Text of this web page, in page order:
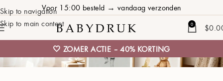
Skip to navigation
Skip to main content
Voor 15:00 besteld → vandaag verzonden
0 $
🤍 ZOMER ACTIE – 40% KORTING